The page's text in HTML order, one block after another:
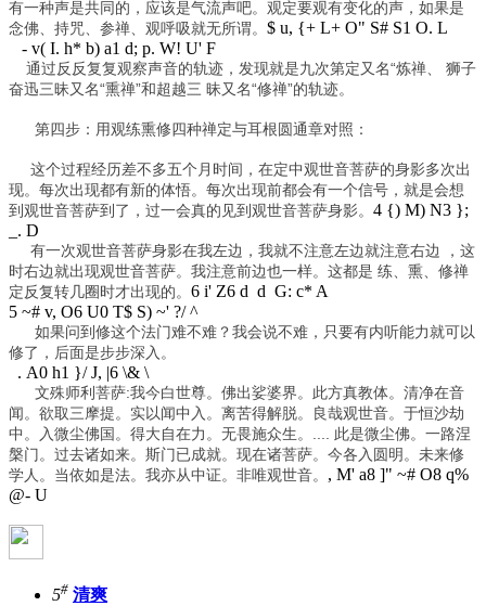
有一种声是共同的，应该是气流声吧。观定要观有变化的声，如果是
念佛、持咒、参禅、观呼吸就无所谓。 $ u, {+ L+ O" S# S1 O. L
- v( I. h* b) a1 d; p. W! U' F
通过反反复复观察声音的轨迹，发现就是九次第定又名“炼禅、 狮子
奋迅三昧又名“熏禅”和超越三 昧又名“修禅”的轨迹。
第四步：用观练熏修四种禅定与耳根圆通章对照：
这个过程经历差不多五个月时间，在定中观世音菩萨的身影多次出
现。每次出现都有新的体悟。每次出现前都会有一个信号，就是会想
到观世音菩萨到了，过一会真的见到观世音菩萨身影。 4 {) M) N3 };
_. D
有一次观世音菩萨身影在我左边，我就不注意左边就注意右边 ，这
时右边就出现观世音菩萨。我注意前边也一样。这都是 练、熏、修禅
定反复转几圈时才出现的。 6 i' Z6 d d G: c* A
5 ~# v, O6 U0 T$ S) ~' ?/ ^
如果问到修这个法门难不难？我会说不难，只要有内听能力就可以
修了，后面是步步深入。
. A0 h1 }/ J, |6 \& \
文殊师利菩萨:我今白世尊。佛出娑婆界。此方真教体。清净在音
闻。欲取三摩提。实以闻中入。离苦得解脱。良哉观世音。于恒沙劫
中。入微尘佛国。得大自在力。无畏施众生。.... 此是微尘佛。一路涅
槃门。过去诸如来。斯门已成就。现在诸菩萨。今各入圆明。未来修
学人。当依如是法。我亦从中证。非唯观世音。 , M' a8 ]" ~# O8 q%
@- U
5# 清爽